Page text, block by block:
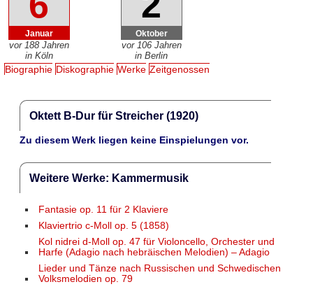
Januar
vor 188 Jahren
in Köln
Oktober
vor 106 Jahren
in Berlin
Biographie Diskographie Werke Zeitgenossen
Oktett B-Dur für Streicher (1920)
Zu diesem Werk liegen keine Einspielungen vor.
Weitere Werke: Kammermusik
Fantasie op. 11 für 2 Klaviere
Klaviertrio c-Moll op. 5 (1858)
Kol nidrei d-Moll op. 47 für Violoncello, Orchester und
Harfe (Adagio nach hebräischen Melodien) – Adagio
Lieder und Tänze nach Russischen und Schwedischen
Volksmelodien op. 79